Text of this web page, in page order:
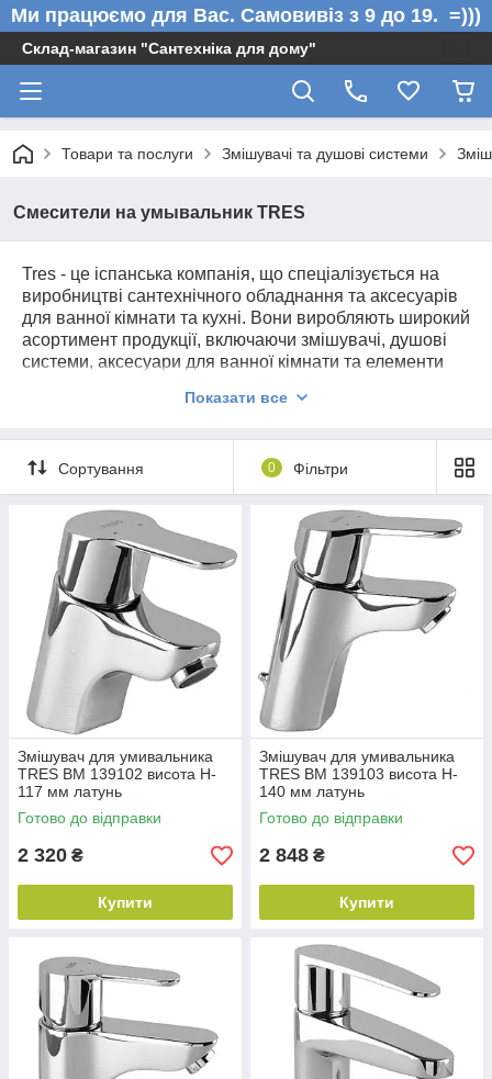
Ми працюємо для Вас. Самовивіз з 9 до 19. =)))
Склад-магазин "Сантехніка для дому"
Товари та послуги Змішувачі та душові системи
Смесители на умывальник TRES
Tres - це іспанська компанія, що спеціалізується на
виробництві сантехнічного обладнання та аксесуарів
для ванної кімнати та кухні. Вони виробляють широкий
асортимент продукції, включаючи змішувачі, душові
системи, аксесуари для ванної кімнати та елементи
десятиліття свого існування здобула репутацію
надійного виробника сантехнічного обладнання. Їхня
продукція поєднує в собі високу якість матеріалів та
інноваційний дизайн, що робить їхню продукцію
популярною не тільки в Іспанії, а й у багатьох країнах
світу.
Змішувачі Tres зазвичай виготовляються з латуні з
хромованим покриттям, що забезпечує міцність та
довговічність продукції. Вони також пропонують різні
стилі та дизайни, щоб задовольнити різноманітні
потреби та смаки споживачів.
Показати все
Сортування 0 Фільтри
Змішувач для умивальника
TRES BM 139102 висота H-
117 мм латунь
Готово до відправки
2 320 ₴
Купити
Змішувач для умивальника
TRES BM 139103 висота H-
140 мм латунь
Готово до відправки
2 848 ₴
Купити